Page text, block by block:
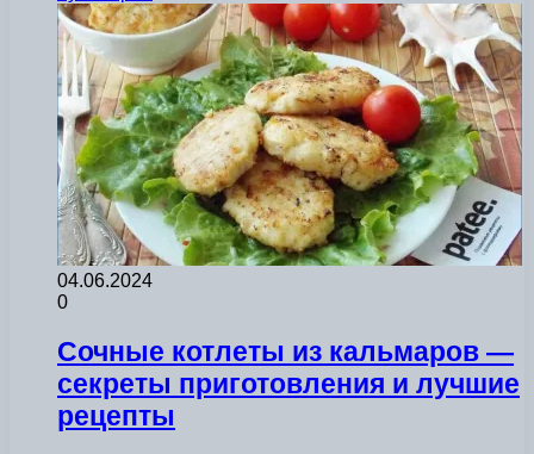
04.06.2024
0
Сочные котлеты из кальмаров —
секреты приготовления и лучшие
рецепты